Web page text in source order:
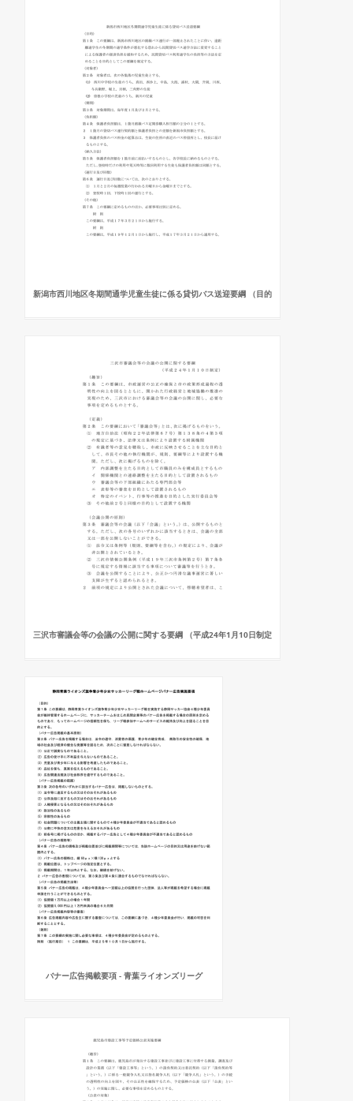
新潟市西川地区冬期間通学児童生徒に係る貸切バス送迎要綱 （目的
三沢市審議会等の会議の公開に関する要綱 （平成24年1月10日制定
バナー広告掲載要項 - 青葉ライオンズリーグ